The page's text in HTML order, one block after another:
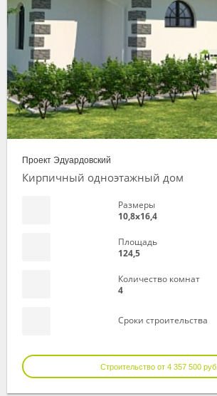
Проект Эдуардовский
Кирпичный одноэтажный дом
Размеры
10,8х16,4
Площадь
124,5
Количество комнат
4
Сроки строительства
Строительство от 4 357 500 руб.